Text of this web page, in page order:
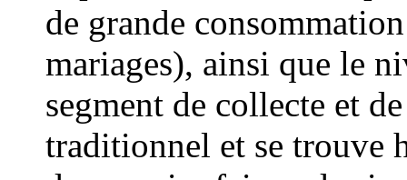
de grande
mariages), ainsi que le
segment de collecte et
traditionnel et se trouve